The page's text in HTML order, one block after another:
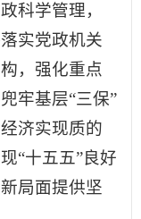
科学管理，
实党政机关
，强化重点
牢基层“三保”
济实现质的
“十五五”良好
局面提供坚